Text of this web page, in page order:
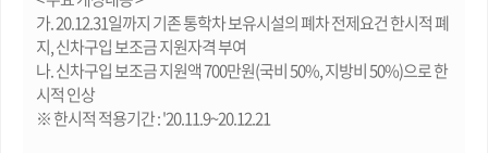
가. 20.12.31일까지 기존 통학차 보유시설의 폐차 전제요건 한시적 폐
지, 신차구입 보조금 지원자격 부여
나. 신차구입 보조금 지원액 700만원(국비 50%, 지방비 50%)으로 한
시적 인상
※ 한시적 적용기간 : '20.11.9~20.12.21